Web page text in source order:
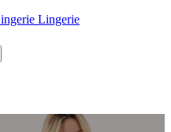
Lingerie